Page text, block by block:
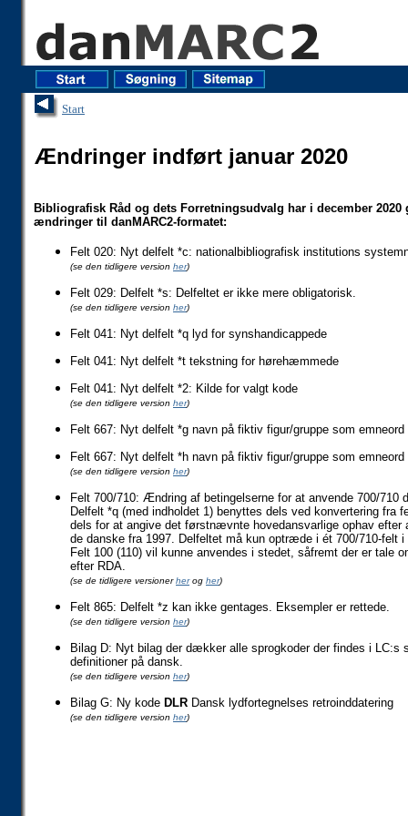
Start
Ændringer indført januar 2020
Bibliografisk Råd og dets Forretningsudvalg har i december 2020
ændringer til danMARC2-formatet:
Felt 020: Nyt delfelt *c: nationalbibliografisk institutions
(se den tidligere version her)
Felt 029: Delfelt *s: Delfeltet er ikke mere obligatorisk.
(se den tidligere version her)
Felt 041: Nyt delfelt *q lyd for synshandicappede
Felt 041: Nyt delfelt *t tekstning for hørehæmmede
Felt 041: Nyt delfelt *2: Kilde for valgt kode
(se den tidligere version her)
Felt 667: Nyt delfelt *g navn på fiktiv figur/gruppe som emneord
Felt 667: Nyt delfelt *h navn på fiktiv figur/gruppe som
(se den tidligere version her)
Felt 700/710: Ændring af betingelserne for at anvende 700/710
Delfelt *q (med indholdet 1) benyttes dels ved konvertering fra
dels for at angive det førstnævnte hovedansvarlige ophav efter
de danske fra 1997. Delfeltet må kun optræde i ét 700/710-felt i
Felt 100 (110) vil kunne anvendes i stedet, såfremt der er tale
efter RDA.
(se de tidligere versionerherog her)
Felt 865: Delfelt *z kan ikke gentages. Eksempler er rettede.
(se den tidligere version her)
Bilag D: Nyt bilag der dækker alle sprogkoder der findes i LC:s
definitioner på dansk.
(se den tidligere version her)
Bilag G: Ny kode DLR Dansk lydfortegnelses retroinddatering
(se den tidligere version her)